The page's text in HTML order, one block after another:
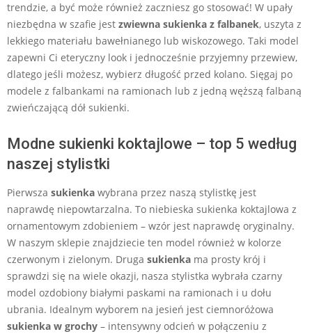
trendzie, a być może również zaczniesz go stosować! W upały
niezbędna w szafie jest zwiewna sukienka z falbanek, uszyta z
lekkiego materiału bawełnianego lub wiskozowego. Taki model
zapewni Ci eteryczny look i jednocześnie przyjemny przewiew,
dlatego jeśli możesz, wybierz długość przed kolano. Sięgaj po
modele z falbankami na ramionach lub z jedną węższą falbaną
zwieńczającą dół sukienki.
Modne sukienki koktajlowe – top 5 według
naszej stylistki
Pierwsza sukienka wybrana przez naszą stylistkę jest
naprawdę niepowtarzalna. To niebieska sukienka koktajlowa z
ornamentowym zdobieniem – wzór jest naprawdę oryginalny.
W naszym sklepie znajdziecie ten model również w kolorze
czerwonym i zielonym. Druga sukienka ma prosty krój i
sprawdzi się na wiele okazji, nasza stylistka wybrała czarny
model ozdobiony białymi paskami na ramionach i u dołu
ubrania. Idealnym wyborem na jesień jest ciemnoróżowa
sukienka w grochy – intensywny odcień w połączeniu z